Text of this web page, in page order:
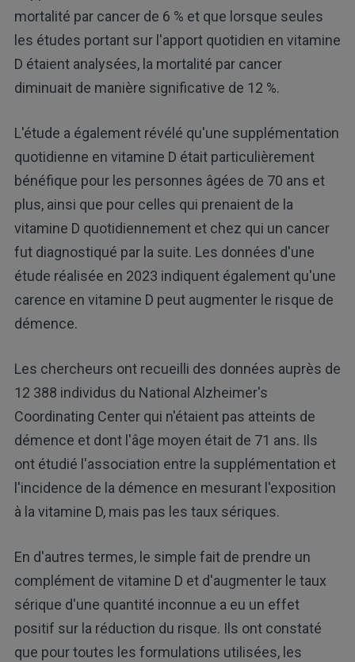
mortalité par cancer de 6 % et que lorsque seules
les études portant sur l'apport quotidien en vitamine
D étaient analysées, la mortalité par cancer
diminuait de manière significative de 12 %.
L'étude a également révélé qu'une supplémentation
quotidienne en vitamine D était particulièrement
bénéfique pour les personnes âgées de 70 ans et
plus, ainsi que pour celles qui prenaient de la
vitamine D quotidiennement et chez qui un cancer
fut diagnostiqué par la suite. Les données d'une
étude réalisée en 2023 indiquent également qu'une
carence en vitamine D peut augmenter le risque de
démence.
Les chercheurs ont recueilli des données auprès de
12 388 individus du National Alzheimer's
Coordinating Center qui n'étaient pas atteints de
démence et dont l'âge moyen était de 71 ans. Ils
ont étudié l'association entre la supplémentation et
l'incidence de la démence en mesurant l'exposition
à la vitamine D, mais pas les taux sériques.
En d'autres termes, le simple fait de prendre un
complément de vitamine D et d'augmenter le taux
sérique d'une quantité inconnue a eu un effet
positif sur la réduction du risque. Ils ont constaté
que pour toutes les formulations utilisées, les